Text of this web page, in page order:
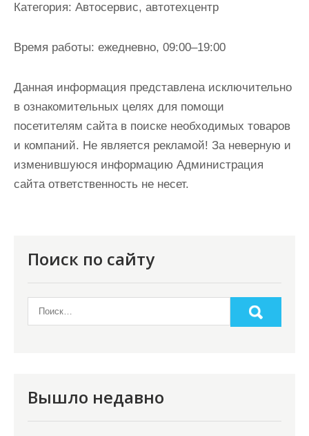
Категория: Автосервис, автотехцентр
Время работы: ежедневно, 09:00–19:00
Данная информация представлена исключительно
в ознакомительных целях для помощи
посетителям сайта в поиске необходимых товаров
и компаний. Не является рекламой! За неверную и
изменившуюся информацию Администрация
сайта ответственность не несет.
Поиск по сайту
Вышло недавно